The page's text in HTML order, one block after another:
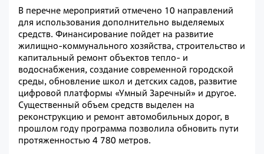
В перечне мероприятий отмечено 10 направлений
для использования дополнительно выделяемых
средств. Финансирование пойдет на развитие
жилищно-коммунального хозяйства, строительство и
капитальный ремонт объектов тепло- и
водоснабжения, создание современной городской
среды, обновление школ и детских садов, развитие
цифровой платформы «Умный Заречный» и другое.
Существенный объем средств выделен на
реконструкцию и ремонт автомобильных дорог, в
прошлом году программа позволила обновить пути
протяженностью 4 780 метров.